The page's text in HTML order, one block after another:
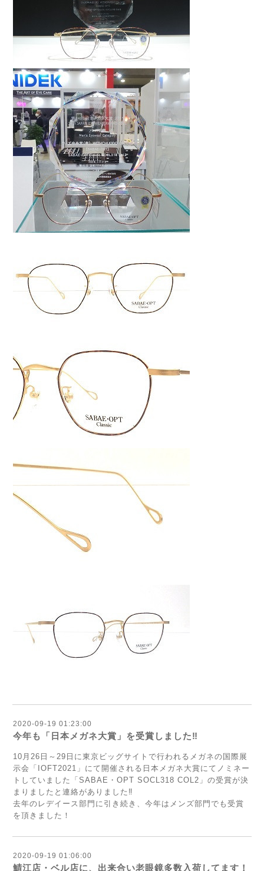
2020-09-19 01:23:00
今年も「日本メガネ大賞」を受賞しました‼
10月26日～29日に東京ビッグサイトで行われるメガネの国際展
示会「IOFT2021」にて開催される日本メガネ大賞にてノミネー
トしていました「SABAE・OPT SOCL318 COL2」の受賞が決
まりましたと連絡がありました‼
去年のレデイース部門に引き続き、今年はメンズ部門でも受賞
を頂きました！
2020-09-19 01:06:00
鯖江店・ベル店に、出来合い老眼鏡多数入荷してます！